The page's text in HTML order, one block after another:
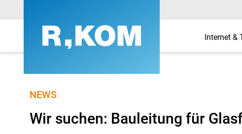
Internet &
NEWS
Wir suchen: Bauleitung für